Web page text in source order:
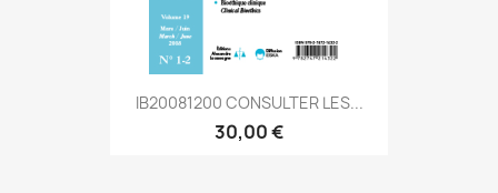
IB20081200 CONSULTER LES...
30,00 €